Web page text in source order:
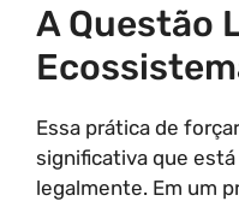
A Questão
Essa prática de
significativa que
legalmente. Em um